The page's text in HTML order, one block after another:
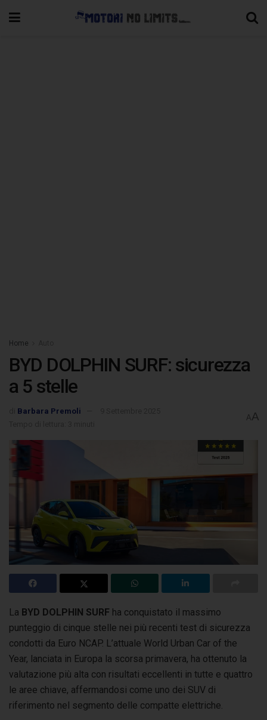
Home
BYD DOLPHIN SURF: sicurezza
a 5 stelle
Barbara Premoli
AA
La BYD DOLPHIN SURF ha conquistato il massimo
punteggio di cinque stelle nei più recenti test di sicurezza
condotti da Euro NCAP. L’attuale World Urban Car of the
Year, lanciata in Europa la scorsa primavera, ha ottenuto la
valutazione più alta con risultati eccellenti in tutte e quattro
le aree chiave, affermandosi come uno dei SUV di
riferimento nel segmento delle compatte elettriche.